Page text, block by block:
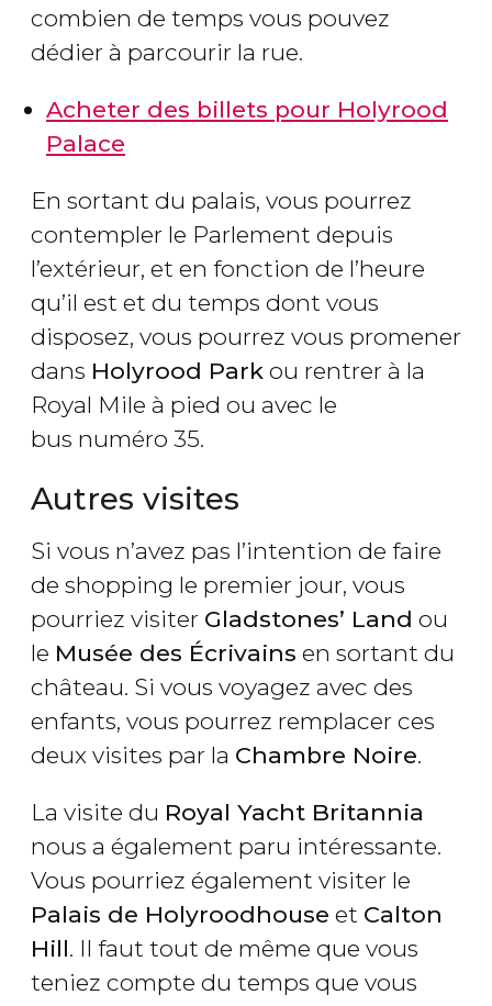
combien de temps vous pouvez
dédier à parcourir la rue.
Acheter des billets pour Holyrood
Palace
En sortant du palais, vous pourrez
contempler le Parlement depuis
l’extérieur, et en fonction de l’heure
qu’il est et du temps dont vous
disposez, vous pourrez vous promener
dans Holyrood Park ou rentrer à la
Royal Mile à pied ou avec le
bus numéro 35.
Autres visites
Si vous n’avez pas l’intention de faire
de shopping le premier jour, vous
pourriez visiter Gladstones’ Land ou
le Musée des Écrivains en sortant du
château. Si vous voyagez avec des
enfants, vous pourrez remplacer ces
deux visites par la Chambre Noire.
La visite du Royal Yacht Britannia
nous a également paru intéressante.
Vous pourriez également visiter le
Palais de Holyroodhouse et Calton
Hill. Il faut tout de même que vous
teniez compte du temps que vous